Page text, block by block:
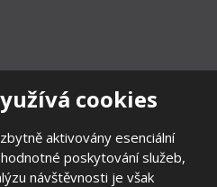
cookies
aktivovány esenciální
poskytování služeb,
návštěvnosti je však